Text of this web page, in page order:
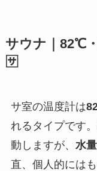
サウナ｜82℃
🈂️
サ室の温度計は
れるタイプです。
動しますが、 水
直、個人的には